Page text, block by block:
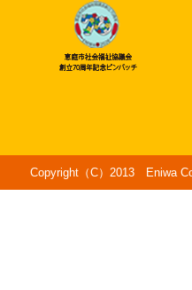
Copyright（C）2013 Eniwa